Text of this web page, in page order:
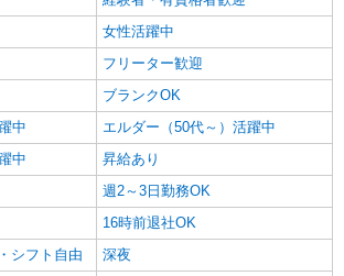
女性活躍中
フリーター歓迎
ブランクOK
中
エルダー（50代～）活躍中
中
昇給あり
週2～3日勤務OK
16時前退社OK
シフト自由
深夜